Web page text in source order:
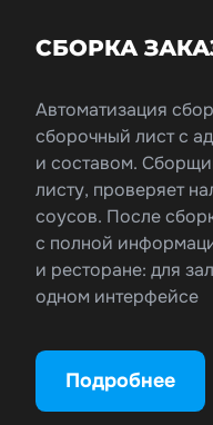
СБОРКА
Автоматизация
сборочный лист с
и составом.
листу, проверяет
соусов. После
с полной
и ресторане: для
одном интерфейсе
Подробнее